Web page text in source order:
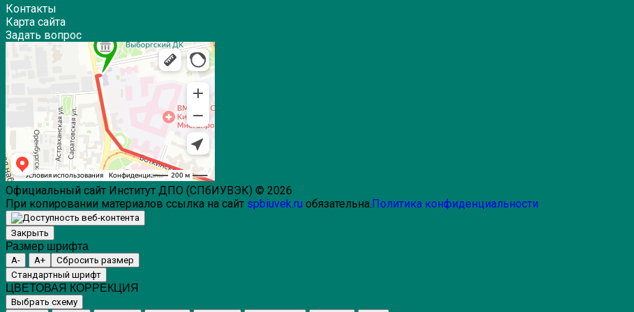
Контакты
Карта сайта
Задать вопрос
Официальный сайт Институт ДПО (СПбИУВЭК) © 2026
При копировании материалов ссылка на сайт spbiuvek.ru обязательна. Политика конфиденциальности
Закрыть
Размер шрифта
A- A+
Сбросить размер
Стандартный шрифт
ЦВЕТОВАЯ КОРРЕКЦИЯ
Выбрать схему